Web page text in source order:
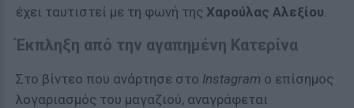
έχει ταυτιστεί με τη φωνή της Χαρούλας Αλεξίου.
Έκπληξη από την αγαπημένη Κατερίνα
Στο βίντεο που ανάρτησε στο Instagram ο επίσημος
λογαριασμός του μαγαζιού, αναγράφεται